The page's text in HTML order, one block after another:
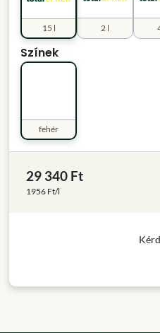
2 l
15 l
Színek
fehér
29 340 Ft
1956 Ft/l